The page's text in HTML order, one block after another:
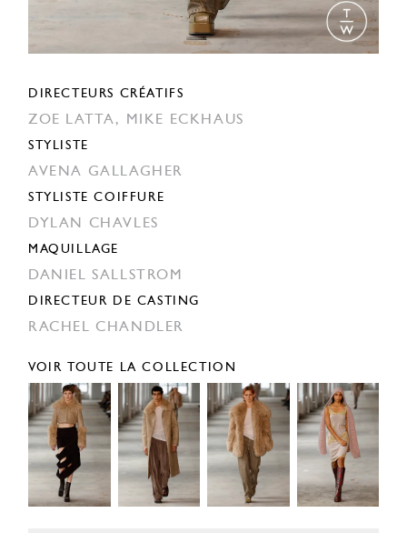
DIRECTEURS CRÉATIFS
ZOE LATTA, MIKE ECKHAUS
STYLISTE
AVENA GALLAGHER
STYLISTE COIFFURE
DYLAN CHAVLES
MAQUILLAGE
DANIEL SALLSTROM
DIRECTEUR DE CASTING
RACHEL CHANDLER
VOIR TOUTE LA COLLECTION